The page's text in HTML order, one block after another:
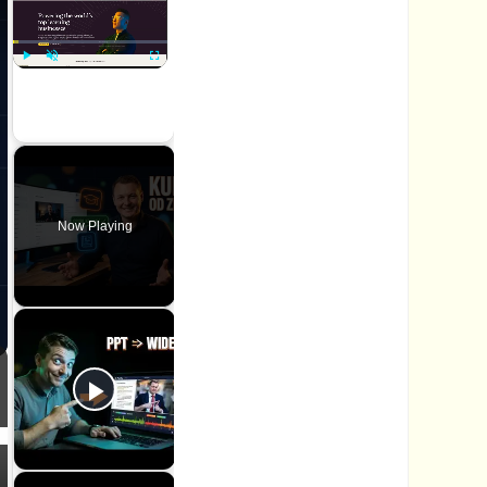
s
c
e
Now Playing